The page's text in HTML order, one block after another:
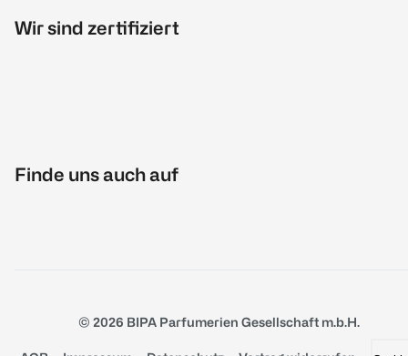
Wir sind zertifiziert
Finde uns auch auf
© 2026 BIPA Parfumerien Gesellschaft m.b.H.